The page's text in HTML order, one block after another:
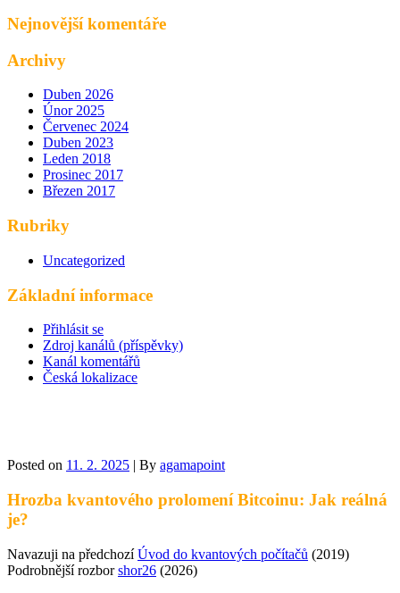
Nejnovější komentáře
Archivy
Duben 2026
Únor 2025
Červenec 2024
Duben 2023
Leden 2018
Prosinec 2017
Březen 2017
Rubriky
Uncategorized
Základní informace
Přihlásit se
Zdroj kanálů (příspěvky)
Kanál komentářů
Česká lokalizace
Posted on 11. 2. 2025 | By agamapoint
Hrozba kvantového prolomení Bitcoinu: Jak reálná
je?
Navazuji na předchozíÚvod do kvantových počítačů (2019)
Podrobnější rozborshor26 (2026)